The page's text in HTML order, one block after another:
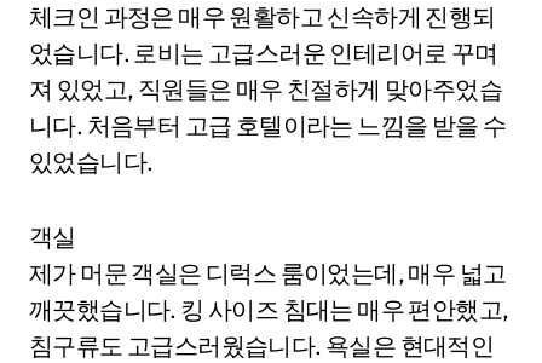
체크인 과정은 매우 원활하고 신속하게 진행되
었습니다. 로비는 고급스러운 인테리어로 꾸며
져 있었고, 직원들은 매우 친절하게 맞아주었습
니다. 처음부터 고급 호텔이라는 느낌을 받을 수
있었습니다.
객실
제가 머문 객실은 디럭스 룸이었는데, 매우 넓고
깨끗했습니다. 킹 사이즈 침대는 매우 편안했고,
침구류도 고급스러웠습니다. 욕실은 현대적인